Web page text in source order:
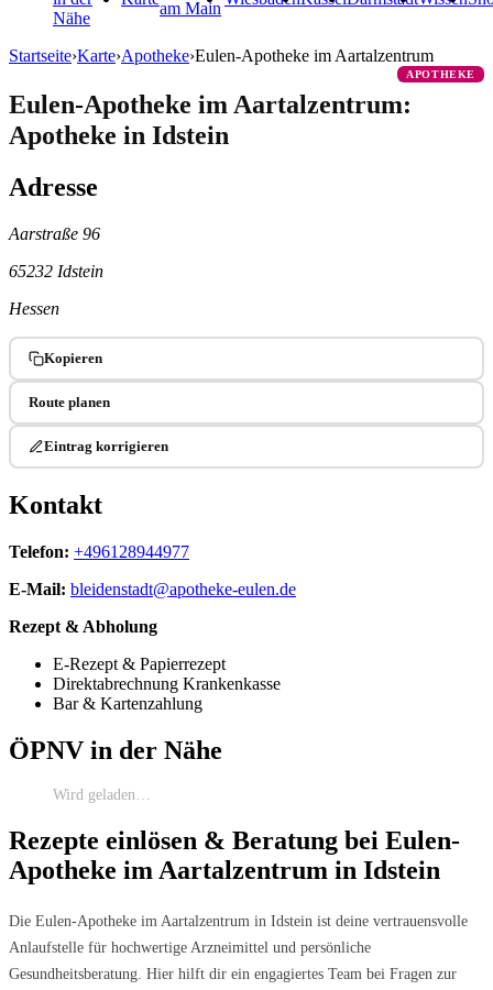
Nähe
am Main
Startseite›Karte›Apotheke›Eulen-Apotheke im Aartalzentrum
APOTHEKE
Eulen-Apotheke im Aartalzentrum:
Apotheke in Idstein
Adresse
Aarstraße 96
65232 Idstein
Hessen
Kopieren
Route planen
Eintrag korrigieren
Kontakt
Telefon: +496128944977
E-Mail: bleidenstadt@apotheke-eulen.de
Rezept & Abholung
E-Rezept & Papierrezept
Direktabrechnung Krankenkasse
Bar & Kartenzahlung
ÖPNV in der Nähe
Wird geladen…
Rezepte einlösen & Beratung bei Eulen-
Apotheke im Aartalzentrum in Idstein
Die Eulen-Apotheke im Aartalzentrum in Idstein ist deine vertrauensvolle
Anlaufstelle für hochwertige Arzneimittel und persönliche
Gesundheitsberatung. Hier hilft dir ein engagiertes Team bei Fragen zur